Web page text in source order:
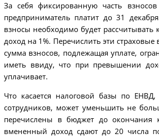
За себя фиксированную часть
предприниматель платит до 31
взносы необходимо будет
доход на 1%. Перечислить эти
сумма взносов, подлежащая уплате,
иметь ввиду, что при превышении
уплачивает.
Что касается налоговой базы по
сотрудников, может уменьшить не
перечислены в бюджет до окончания
вмененный доход сдают до 20 числа